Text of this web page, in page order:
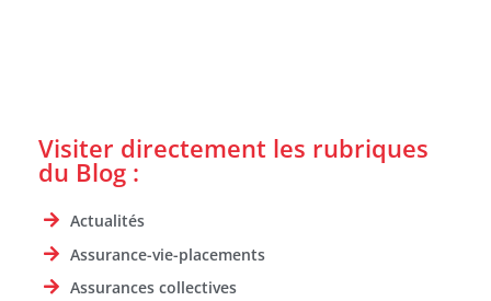
Visiter directement les rubriques
du Blog :
Actualités
Assurance-vie-placements
Assurances collectives